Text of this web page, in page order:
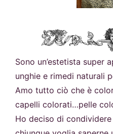
Sono un’estetista super
unghie e rimedi naturali
Amo tutto ciò che è
capelli colorati…pelle
Ho deciso di